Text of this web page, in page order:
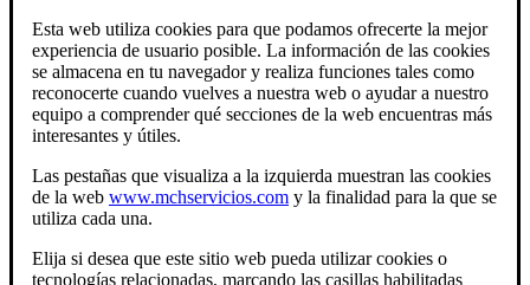
Esta web utiliza cookies para que podamos ofrecerte la mejor
experiencia de usuario posible. La información de las cookies
se almacena en tu navegador y realiza funciones tales como
reconocerte cuando vuelves a nuestra web o ayudar a nuestro
equipo a comprender qué secciones de la web encuentras más
interesantes y útiles.
Las pestañas que visualiza a la izquierda muestran las cookies
de la web www.mchservicios.com y la finalidad para la que se
utiliza cada una.
Elija si desea que este sitio web pueda utilizar cookies o
tecnologías relacionadas, marcando las casillas habilitadas